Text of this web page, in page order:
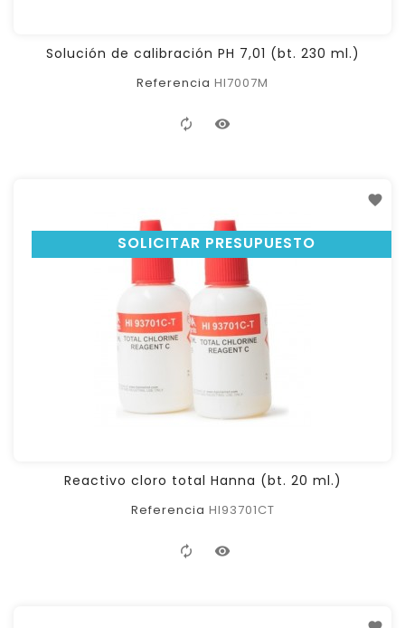
Solución de calibración PH 7,01 (bt. 230 ml.)
Referencia HI7007M
SOLICITAR PRESUPUESTO
Reactivo cloro total Hanna (bt. 20 ml.)
Referencia HI93701CT